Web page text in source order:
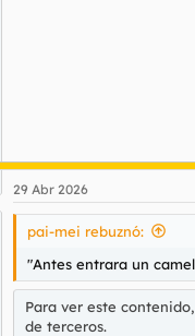
29 Abr 2026
pai-mei rebuznó:
"Antes entrara un
Para ver este
de terceros.